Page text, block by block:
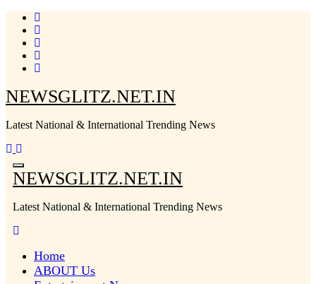
Skip
content
NEWSGLITZ.NET.IN
Latest National & International Trending News
NEWSGLITZ.NET.IN
Latest National & International Trending News
Home
ABOUT Us